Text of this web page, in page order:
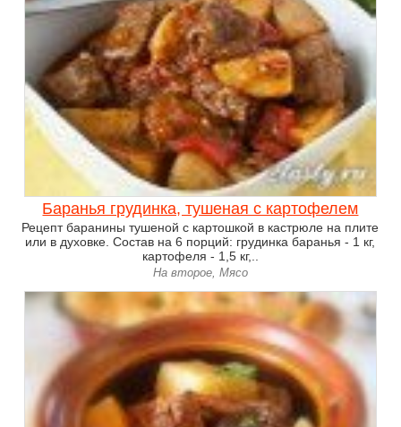
Баранья грудинка, тушеная с картофелем
Рецепт баранины тушеной с картошкой в кастрюле на плите
или в духовке. Состав на 6 порций: грудинка баранья - 1 кг,
картофеля - 1,5 кг,..
На второе, Мясо